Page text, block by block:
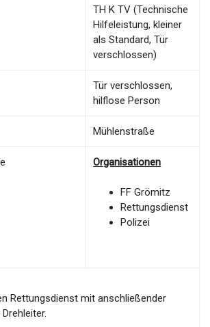
TH K TV (Technische
Hilfeleistung, kleiner
als Standard, Tür
verschlossen)
Tür verschlossen,
hilflose Person
Mühlenstraße
Organisationen
FF Grömitz
Rettungsdienst
Polizei
Rettungsdienst mit anschließender